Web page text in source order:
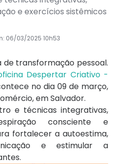
e exercícios sistêmicos
06/03/2025 10h53
transformação pessoal.
Despertar Criativo -
no dia 09 de março,
em Salvador.
e técnicas integrativas,
consciente e
fortalecer a autoestima,
e estimular a